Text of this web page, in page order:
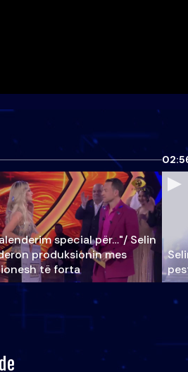
special për…"/ Selin
produksionin mes
të forta